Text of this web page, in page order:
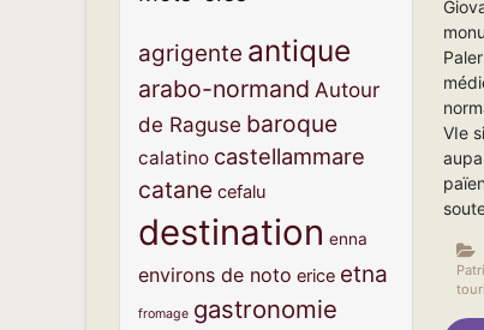
VIe
agrigente antique
arabo-normand Autour
de Raguse baroque
calatino castellammare
catane cefalu
destination enna
environs de noto erice etna
fromage gastronomie